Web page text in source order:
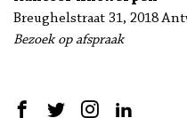
Breughelstraat 31, 2018
Bezoek op afspraak